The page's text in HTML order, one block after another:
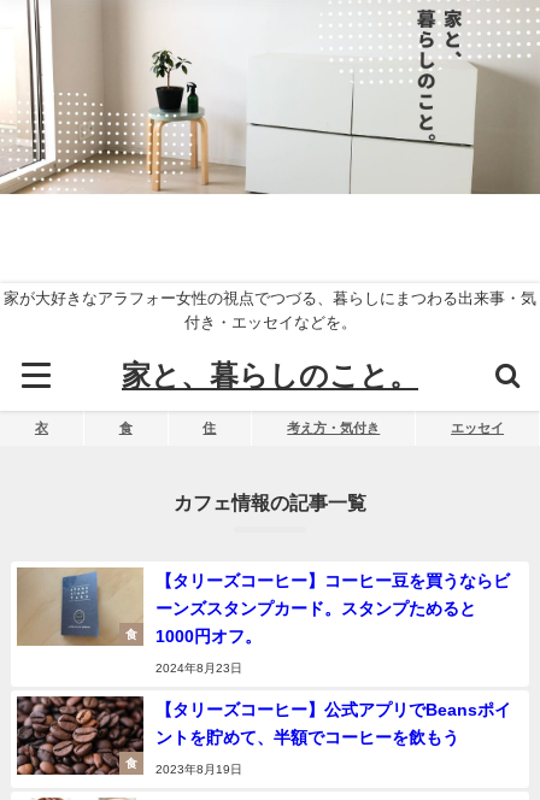
家が大好きなアラフォー女性の視点でつづる、暮らしにまつわる出来事・気
付き・エッセイなどを。
家と、暮らしのこと。
衣 食 住 考え方・気付き エッセイ
カフェ情報の記事一覧
食
【タリーズコーヒー】コーヒー豆を買うならビ
ーンズスタンプカード。スタンプためると
1000円オフ。
2024年8月23日
食
【タリーズコーヒー】公式アプリでBeansポイ
ントを貯めて、半額でコーヒーを飲もう
2023年8月19日